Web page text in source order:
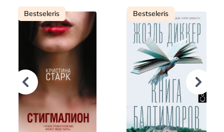
Bestseleris Bestseleris